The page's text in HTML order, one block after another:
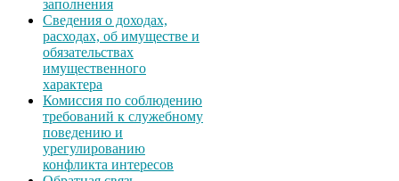
заполнения
Сведения о доходах,
расходах, об имуществе и
обязательствах
имущественного
характера
Комиссия по соблюдению
требований к служебному
поведению и
урегулированию
конфликта интересов